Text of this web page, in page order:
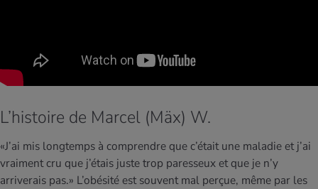
L’histoire de Marcel (Mäx) W.
«J’ai mis longtemps à comprendre que c’était une maladie et j’ai
vraiment cru que j’étais juste trop paresseux et que je n’y
arriverais pas.» L’obésité est souvent mal perçue, même par les